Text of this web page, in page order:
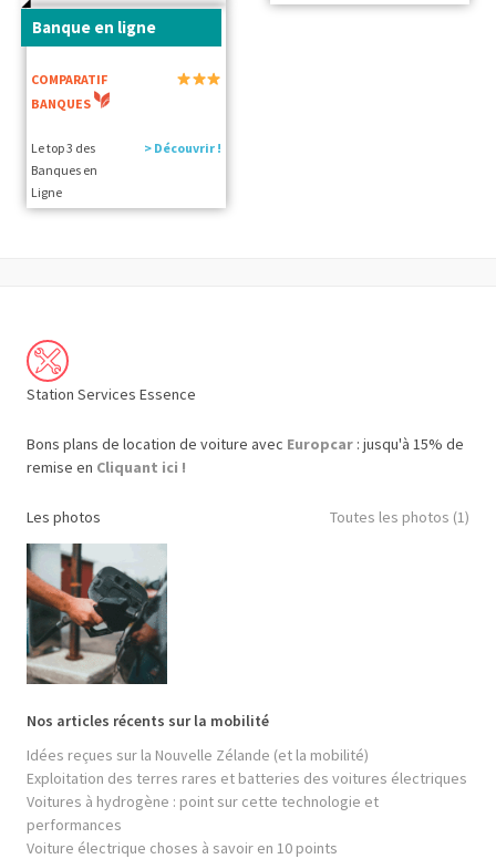
Banque en ligne
COMPARATIF
BANQUES
Le top 3 des
Banques en
Ligne
> Découvrir !
Station Services Essence
Bons plans de location de voiture avec Europcar : jusqu'à 15% de
remise en Cliquant ici !
Les photos Toutes les photos (1)
Nos articles récents sur la mobilité
Idées reçues sur la Nouvelle Zélande (et la mobilité)
Exploitation des terres rares et batteries des voitures électriques
Voitures à hydrogène : point sur cette technologie et
performances
Voiture électrique choses à savoir en 10 points